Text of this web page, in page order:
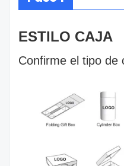
ESTILO CAJA
Confirme el tipo de